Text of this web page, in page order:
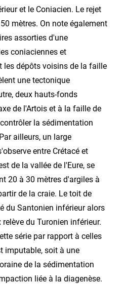
et le Coniacien. Le rejet
mètres. On note également
assorties d'une
coniaciennes et
les dépôts voisins de la faille
une tectonique
deux hauts-fonds
de l'Artois et à la faille de
la sédimentation
ailleurs, un large
entre Crétacé et
de la vallée de l'Eure, se
20 à 30 mètres d'argiles à
de la craie. Le toit de
du Santonien inférieur alors
du Turonien inférieur.
série par rapport à celles
imputable, soit à une
de la sédimentation
liée à la diagenèse.